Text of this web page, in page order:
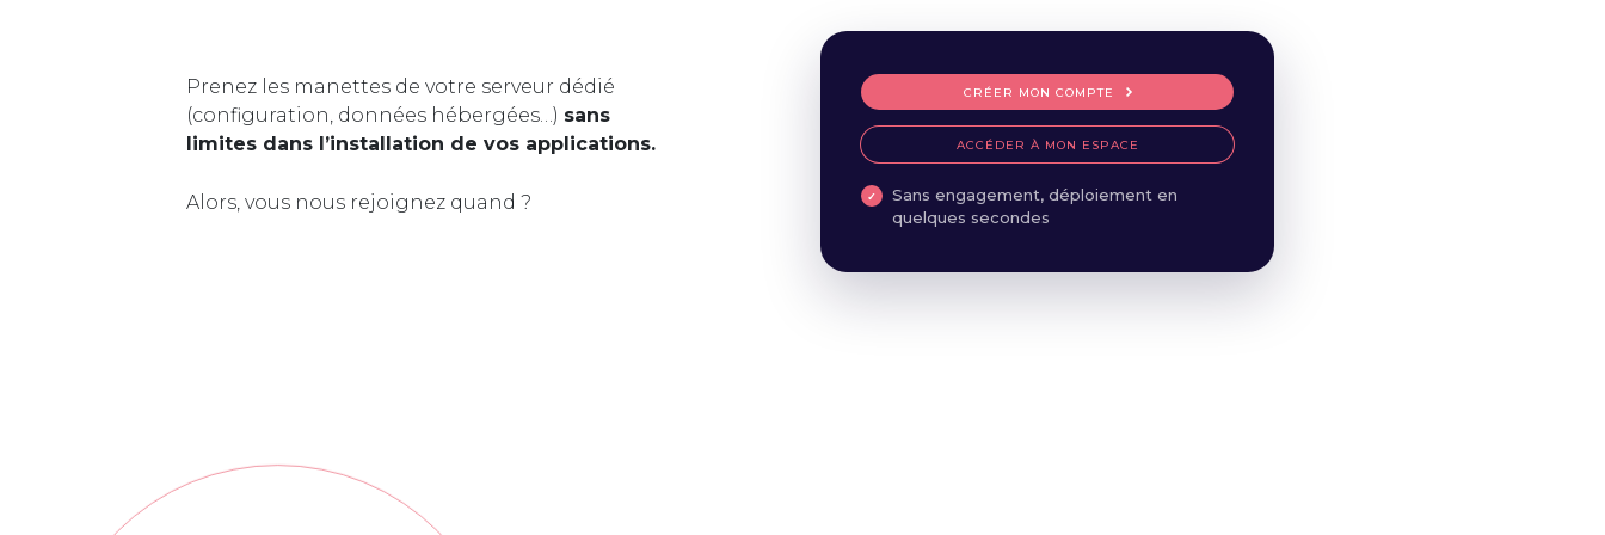
Prenez les manettes de votre serveur dédié
(configuration, données hébergées…) sans
limites dans l’installation de vos applications.
Alors, vous nous rejoignez quand ?
CRÉER MON COMPTE
ACCÉDER À MON ESPACE
Sans engagement, déploiement en
quelques secondes